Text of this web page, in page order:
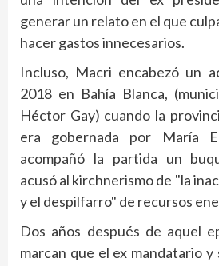
generar un relato en el que
hacer gastos innecesarios.
Incluso, Macri encabezó un
2018 en Bahía Blanca,
Héctor Gay) cuando la
era gobernada por María
acompañó la partida un
acusó al kirchnerismo de "la
y el despilfarro" de recursos
Dos años después de aquel
marcan que el ex mandatario